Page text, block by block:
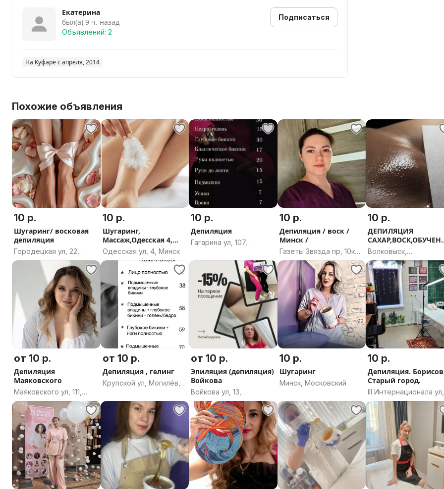
Екатерина
был(а) 9 ч. назад
Объявлений: 2
Подписаться
На Куфаре с апреля, 2014
Похожие объявления
10 р.
Шугаринг/ восковая
депиляция
Городецкая ул, 22,
Минск
10 р.
Шугаринг,
Массаж,Одесская 4,
Ольшевского 10
Одесская ул, 4, Минск
10 р.
Депиляция
Гагарина ул, 107,
область
10 р.
Депиляция / воск /
Минск /
Газеты Звязда пр, 10к2,
Минск
10 р.
ДЕПИЛЯЦИЯ
/ПОДАРОЧНЫЕ
Волковыск,
Волковысский район,
Гродненская область
от 10 р.
Депиляция
Маяковского
Маяковского ул, 111,
Минск
от 10 р.
Депиляция , гелинг
Крупской ул, Могилёв,
от 10 р.
Эпиляция (депиляция)
Войкова
Войкова ул, 13,
Барановичи, Брестская
область
10 р.
Шугаринг
Минск, Московский
10 р.
Депиляция.
Старый город.
III Интернационала ул,
64, Борисов,
Борисовский район,
Минская область